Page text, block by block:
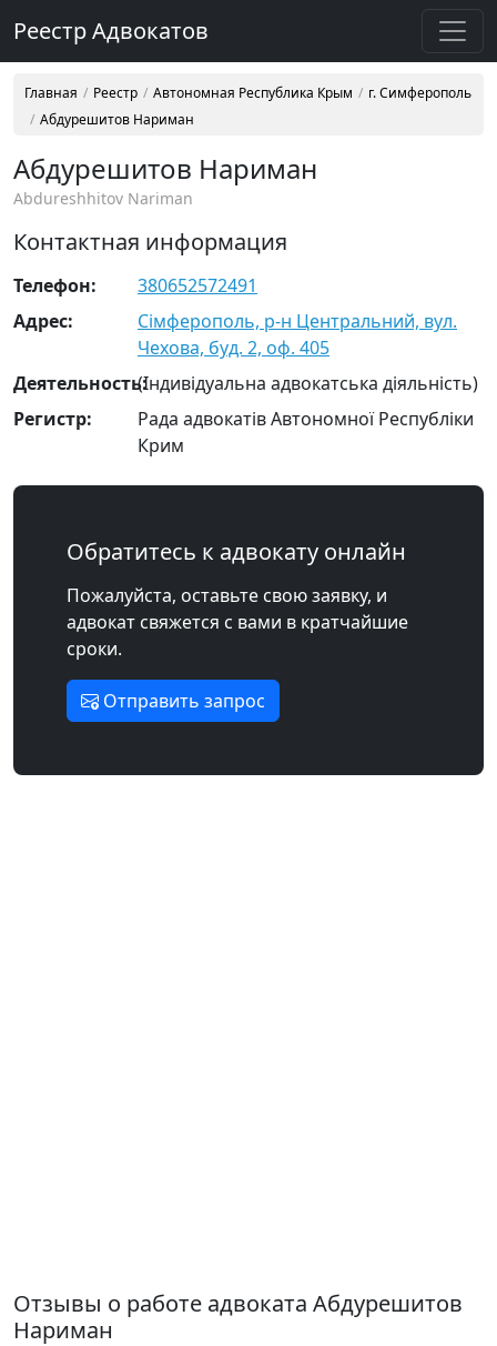
Реестр Адвокатов
Главная Реестр Автономная Республика Крым
г. Симферополь
Абдурешитов Нариман
Абдурешитов Нариман
Abdureshhitov Nariman
Контактная информация
Телефон:
380652572491
Адрес:
Сімферополь, р-н Центральний, вул.
Чехова, буд. 2, оф. 405
Деятельность:(Індивідуальна адвокатська діяльність)
Регистр:
Рада адвокатів Автономної Республіки
Крим
Обратитесь к адвокату онлайн
Пожалуйста, оставьте свою заявку, и
адвокат свяжется с вами в кратчайшие
сроки.
Отправить запрос
Отзывы о работе адвоката Абдурешитов
Нариман